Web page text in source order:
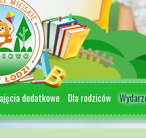
dodatkowe Dla rodziców